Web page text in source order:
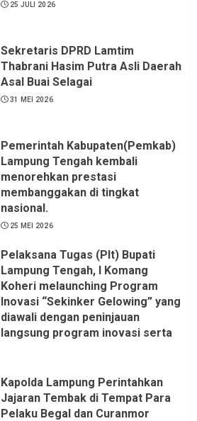
25 JULI 2026
Sekretaris DPRD Lamtim
Thabrani Hasim Putra Asli Daerah
Asal Buai Selagai
31 MEI 2026
Pemerintah Kabupaten(Pemkab)
Lampung Tengah kembali
menorehkan prestasi
membanggakan di tingkat
nasional.
25 MEI 2026
Pelaksana Tugas (Plt) Bupati
Lampung Tengah, I Komang
Koheri melaunching Program
Inovasi “Sekinker Gelowing” yang
diawali dengan peninjauan
langsung program inovasi serta
Bandar Jaya Barat, Kecamatan
Terbanggi Besar, Rabu
(20/05/2026).
Kapolda Lampung Perintahkan
Jajaran Tembak di Tempat Para
Pelaku Begal dan Curanmor